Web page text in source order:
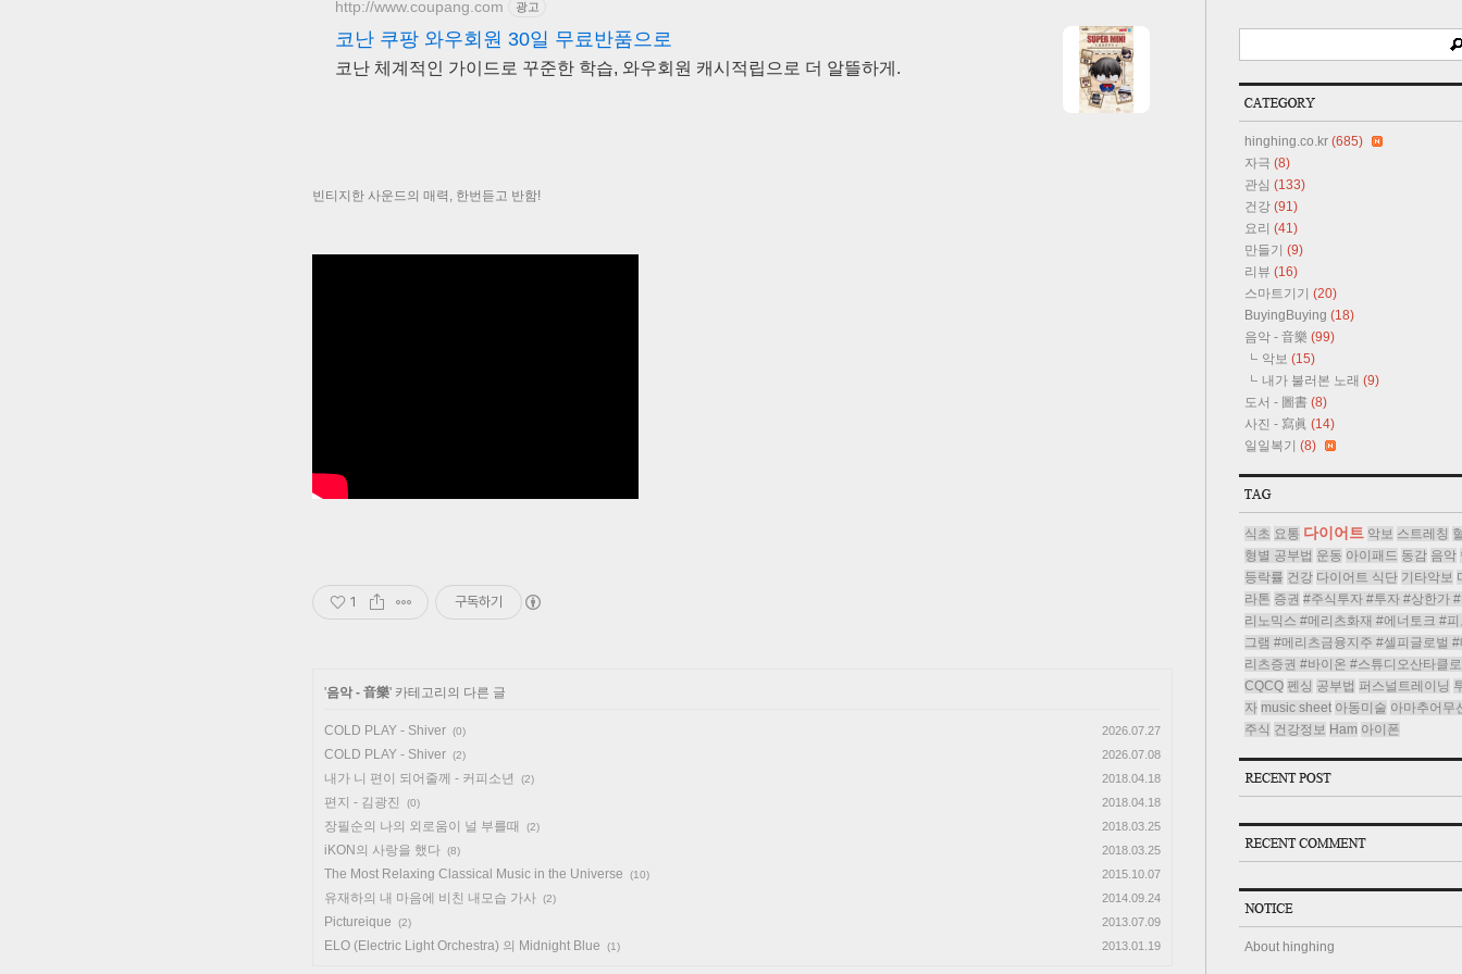
http://www.coupang.com 광고
코난 쿠팡 와우회원 30일 무료반품으로
코난 체계적인 가이드로 꾸준한 학습, 와우회원 캐시적립으로 더 알뜰하게.
빈티지한 사운드의 매력, 한번듣고 반함!
1 구독하기
'음악 - 音樂' 카테고리의 다른 글
COLD PLAY - Shiver (0) 2026.07.27
COLD PLAY - Shiver (2) 2026.07.08
내가 니 편이 되어줄께 - 커피소년 (2) 2018.04.18
편지 - 김광진 (0) 2018.04.18
장필순의 나의 외로움이 널 부를때 (2) 2018.03.25
iKON의 사랑을 했다 (8) 2018.03.25
The Most Relaxing Classical Music in the Universe (10) 2015.10.07
유재하의 내 마음에 비친 내모습 가사 (2) 2014.09.24
Pictureique (2) 2013.07.09
ELO (Electric Light Orchestra) 의 Midnight Blue (1) 2013.01.19
hinghing.co.kr (685)
자극 (8)
관심 (133)
건강 (91)
요리 (41)
만들기 (9)
리뷰 (16)
스마트기기 (20)
BuyingBuying (18)
음악 - 音樂 (99)
악보 (15)
내가 불러본 노래 (9)
도서 - 圖書 (8)
사진 - 寫眞 (14)
일일복기 (8)
식초 요통 다이어트 악보 스트레칭
형별 공부법 운동 아이패드 동감 음악
등락률 건강 다이어트 식단 기타악보
라톤 증권 #주식투자 #투자 #상한가
리노믹스 #메리츠화재 #에너토크 #
그램 #메리츠금융지주 #셀피글로벌
리츠증권 #바이온 #스튜디오산타클
CQCQ 펜싱 공부법 퍼스널트레이닝
자 music sheet 아동미술 아마추어무
주식 건강정보 Ham 아이폰
About hinghing